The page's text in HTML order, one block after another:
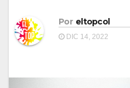
Por eltopcol
DIC 14, 2022